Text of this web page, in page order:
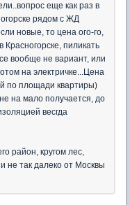
еще как раз в
рядом с ЖД
новые, то цена ого-го,
пиликать
вообще не вариант, или
на электричке...Цена
по площади квартиры)
на мало получается, до
весгда
район, кругом лес,
не так далеко от Москвы